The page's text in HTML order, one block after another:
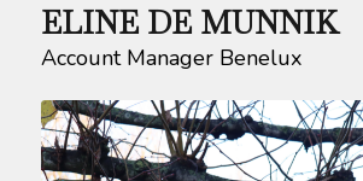
ELINE DE MUNNIK
Account Manager Benelux